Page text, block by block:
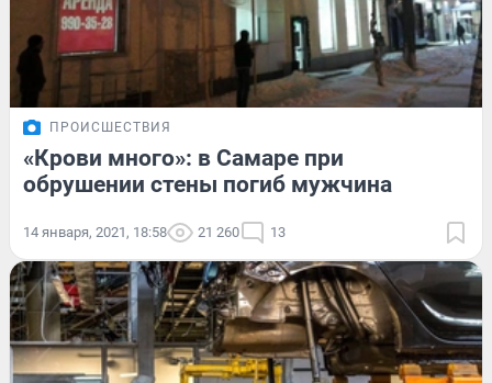
ПРОИСШЕСТВИЯ
«Крови много»: в Самаре при
обрушении стены погиб мужчина
14 января, 2021, 18:58 21 260 13